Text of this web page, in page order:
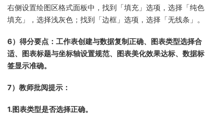
右侧设置绘图区格式面板中，找到「填充」选项，选择「纯色
填充」，选择浅灰色；找到「边框」选项，选择「无线条」。
6）得分要点：工作表创建与数据复制正确、图表类型选择合
适、图表标题与坐标轴设置规范、图表美化效果达标、数据标
签显示准确。
7）教师批阅提示：
1.图表类型是否选择正确。